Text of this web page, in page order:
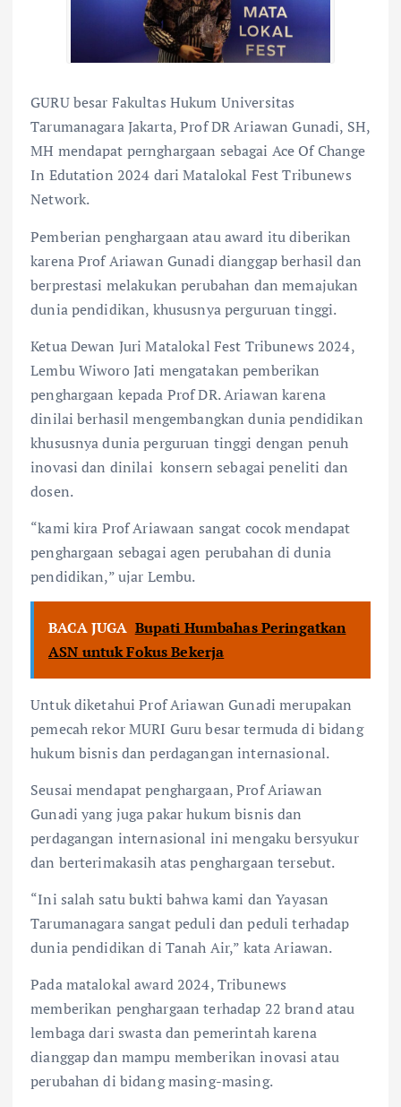
GURU besar Fakultas Hukum Universitas
Tarumanagara Jakarta, Prof DR Ariawan Gunadi, SH,
MH mendapat pernghargaan sebagai Ace Of Change
In Edutation 2024 dari Matalokal Fest Tribunews
Network.
Pemberian penghargaan atau award itu diberikan
karena Prof Ariawan Gunadi dianggap berhasil dan
berprestasi melakukan perubahan dan memajukan
dunia pendidikan, khususnya perguruan tinggi.
Ketua Dewan Juri Matalokal Fest Tribunews 2024,
Lembu Wiworo Jati mengatakan pemberikan
penghargaan kepada Prof DR. Ariawan karena
dinilai berhasil mengembangkan dunia pendidikan
khususnya dunia perguruan tinggi dengan penuh
inovasi dan dinilai konsern sebagai peneliti dan
dosen.
“kami kira Prof Ariawaan sangat cocok mendapat
penghargaan sebagai agen perubahan di dunia
pendidikan,” ujar Lembu.
BACA JUGA Bupati Humbahas Peringatkan
ASN untuk Fokus Bekerja
Untuk diketahui Prof Ariawan Gunadi merupakan
pemecah rekor MURI Guru besar termuda di bidang
hukum bisnis dan perdagangan internasional.
Seusai mendapat penghargaan, Prof Ariawan
Gunadi yang juga pakar hukum bisnis dan
perdagangan internasional ini mengaku bersyukur
dan berterimakasih atas penghargaan tersebut.
“Ini salah satu bukti bahwa kami dan Yayasan
Tarumanagara sangat peduli dan peduli terhadap
dunia pendidikan di Tanah Air,” kata Ariawan.
Pada matalokal award 2024, Tribunews
memberikan penghargaan terhadap 22 brand atau
lembaga dari swasta dan pemerintah karena
dianggap dan mampu memberikan inovasi atau
perubahan di bidang masing-masing.